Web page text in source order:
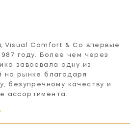
Visual Comfort & Co впервые
году. Более чем через
завоевала одну из
на рынке благодаря
безупречному качеству и
ассортимента.